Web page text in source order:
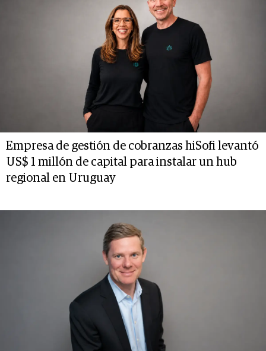
Empresa de gestión de cobranzas hiSofi levantó
US$ 1 millón de capital para instalar un hub
regional en Uruguay